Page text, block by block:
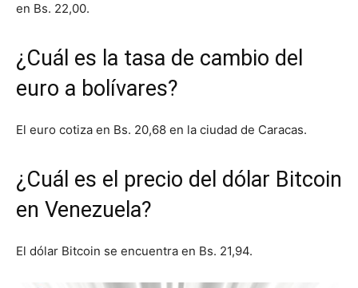
en Bs. 22,00.
¿Cuál es la tasa de cambio del
euro a bolívares?
El euro cotiza en Bs. 20,68 en la ciudad de Caracas.
¿Cuál es el precio del dólar Bitcoin
en Venezuela?
El dólar Bitcoin se encuentra en Bs. 21,94.